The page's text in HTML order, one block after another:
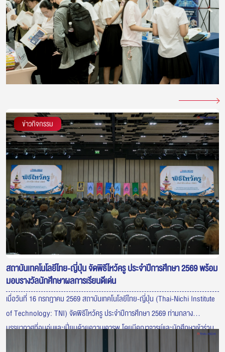
ข่าวกิจกรรม
สถาบันเทคโนโลยีไทย-ญี่ปุ่น จัดพิธีไหว้ครู ประจำปีการศึกษา 2569 พร้อม
มอบรางวัลนักศึกษาผลการเรียนดีเด่น
เมื่อวันที่ 16 กรกฎาคม 2569 สถาบันเทคโนโลยีไทย-ญี่ปุ่น (Thai-Nichi Institute
of Technology: TNI) จัดพิธีไหว้ครู ประจำปีการศึกษา 2569 ท่ามกลาง
บรรยากาศที่อบอุ่นและเปี่ยมด้วยความเคารพ โดยมีคณาจารย์และนักศึกษาเข้าร่วม